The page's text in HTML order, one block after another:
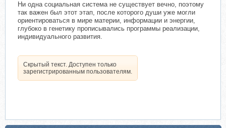
Ни одна социальная система не существует вечно, поэтому
так важен был этот этап, после которого души уже могли
ориентироваться в мире материи, информации и энергии,
глубоко в генетику прописывались программы реализации,
индивидуального развития.
Скрытый текст. Доступен только
зарегистрированным пользователям.